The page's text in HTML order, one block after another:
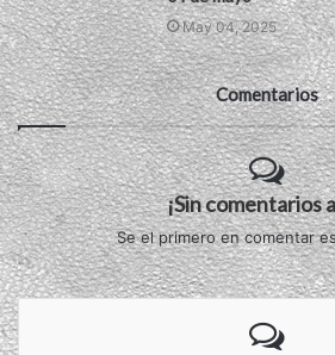
May 04, 2025
Comentarios
¡Sin comentarios
Se el primero en comentar